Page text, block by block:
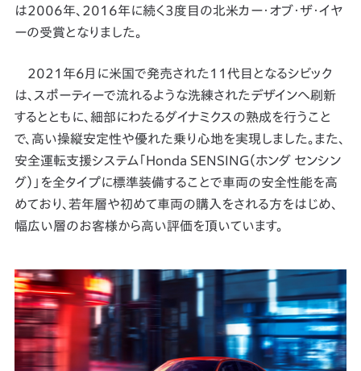
は2006年、2016年に続く3度目の北米カー・オブ・ザ・イヤ
ーの受賞となりました。
2021年6月に米国で発売された11代目となるシビック
は、スポーティーで流れるような洗練されたデザインへ刷新
するとともに、細部にわたるダイナミクスの熟成を行うこと
で、高い操縦安定性や優れた乗り心地を実現しました。また、
安全運転支援システム「Honda SENSING（ホンダ センシン
グ）」を全タイプに標準装備することで車両の安全性能を高
めており、若年層や初めて車両の購入をされる方をはじめ、
幅広い層のお客様から高い評価を頂いています。